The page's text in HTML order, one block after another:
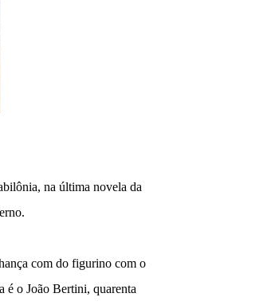
na última novela da
com do figurino com o
é o João Bertini, quarenta